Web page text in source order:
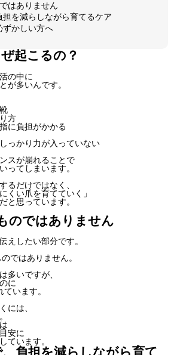
はありません
担を減らしながら育てるケア
ずかしい方へ
起こるの？
の中に
が多いんです。
方
に負担がかかる
っかり力が入っていない
スが崩れることで
ってしまいます。
るだけではなく、
くい爪を育てていく」
と思っています。
のではありません
えしたい部分です。
ではありません。
多いですが、
に
います。
には、
安に
ています。
負担を減らしながら育て